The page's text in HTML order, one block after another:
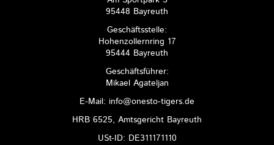
95448 Bayreuth
Geschäftsstelle:
Hohenzollernring 17
95444 Bayreuth
Geschäftsführer:
Mikael Agateljan
E-Mail: info@onesto-tigers.de
HRB 6525, Amtsgericht Bayreuth
USt-ID: DE311171110